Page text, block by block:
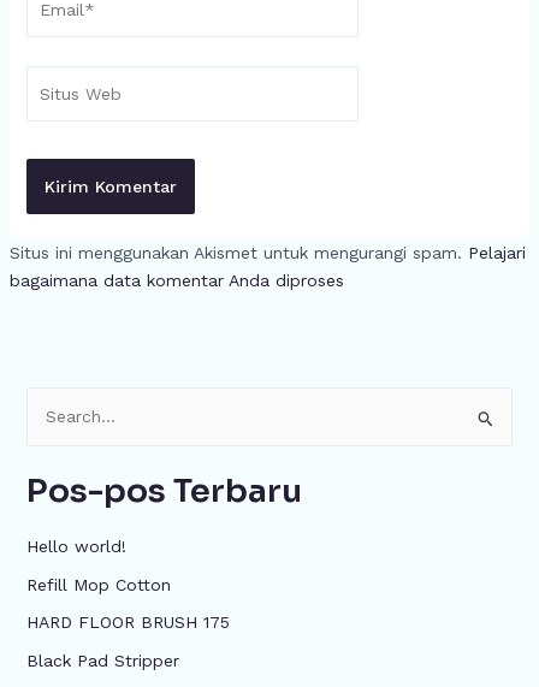
Web
Situs ini menggunakan Akismet untuk mengurangi spam. Pelajari
bagaimana data komentar Anda diproses
u
n
t
u
Pos-pos Terbaru
Hello world!
Refill Mop Cotton
HARD FLOOR BRUSH 175
Black Pad Stripper